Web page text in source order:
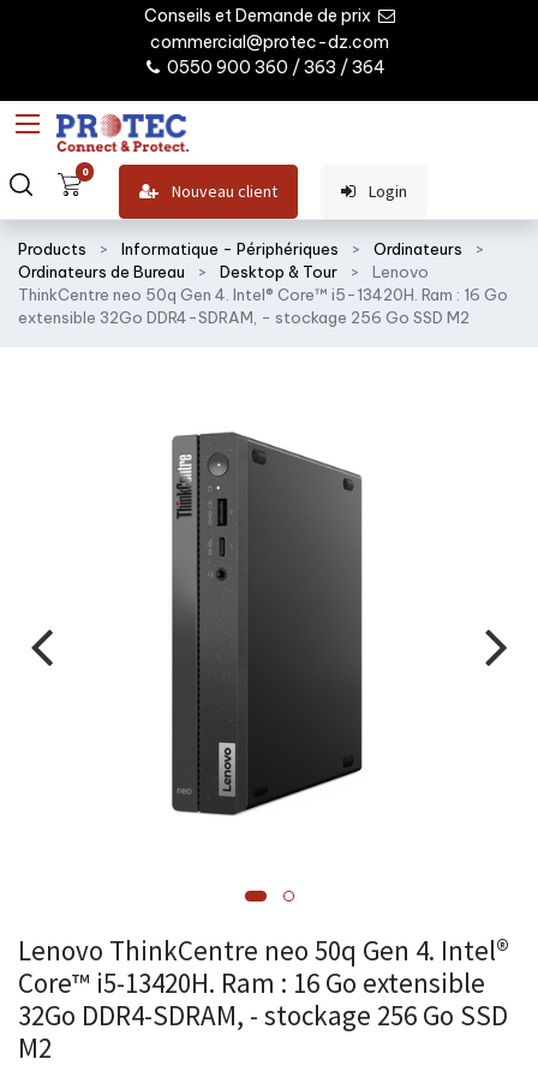
Conseils et Demande de prix
commercial@protec-dz.com
0550 900 360 / 363 / 364
0
Nouveau client Login
Products Informatique - Périphériques
Ordinateurs
Ordinateurs de Bureau
Desktop & Tour
Lenovo
ThinkCentre neo 50q Gen 4. Intel® Core™ i5-13420H. Ram : 16 Go
extensible 32Go DDR4-SDRAM, - stockage 256 Go SSD M2
Lenovo ThinkCentre neo 50q Gen 4. Intel®
Core™ i5-13420H. Ram : 16 Go extensible
32Go DDR4-SDRAM, - stockage 256 Go SSD
M2